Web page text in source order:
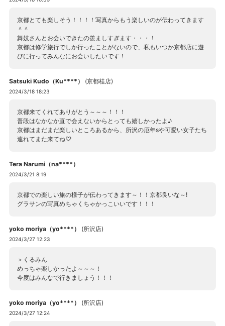
京都とても楽しそう！！！！写真からもう楽しいのが伝わってきます
＾＾
舞妓さんとお会いできたの羨ましすぎます・・・！
京都は修学旅行でしか行ったことがないので、私もいつか京都店に遊
びに行ってみんなにお会いしたいです！
Satsuki Kudo（Ku****） (京都桂店)
2024/3/18 18:23
京都来てくれてありがとう～～～！！！
普段はなかなか直で会えないからとっても嬉しかったよ♪
京都はまだまだ楽しいところあるから、所沢の厄年sや可愛い女子たち
連れてまた来てね♡
Tera Narumi（na****）
2024/3/21 8:19
京都での楽しい旅の様子が伝わってきます～！！京都良いな～!
グラサンの写真めちゃくちゃかっこいいです！！！
yoko moriya（yo****） (所沢店)
2024/3/27 12:23
＞くるみん
めっちゃ楽しかったよ～～～！
今度はみんなで行きましょう！！！
yoko moriya（yo****） (所沢店)
2024/3/27 12:24